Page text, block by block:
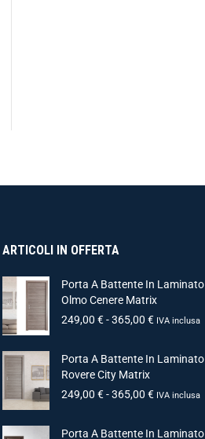
ARTICOLI IN OFFERTA
Porta A Battente In Laminato
Olmo Cenere Matrix
249,00 € - 365,00 € IVA inclusa
Porta A Battente In Laminato
Rovere City Matrix
249,00 € - 365,00 € IVA inclusa
Porta A Battente In Laminato